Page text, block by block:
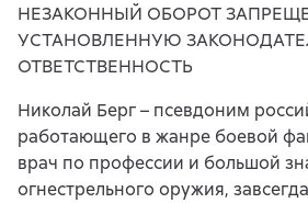
НЕЗАКОННЫЙ ОБОРОТ
УСТАНОВЛЕННУЮ
ОТВЕТСТВЕННОСТЬ
Николай Берг – псевдоним
работающего в жанре боевой
врач по профессии и большой
огнестрельного оружия,